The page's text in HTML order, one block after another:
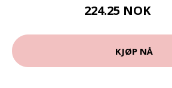
224.25 NOK
KJØP NÅ